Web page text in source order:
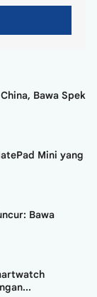
Bawa Spek
Mini yang
Bawa